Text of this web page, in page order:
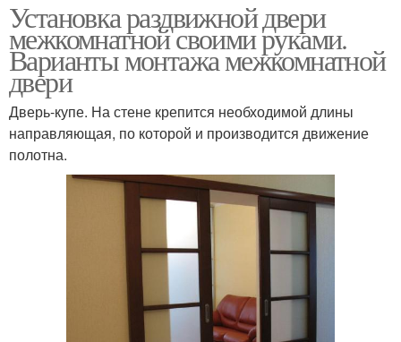
Установка раздвижной двери
межкомнатной своими руками.
Варианты монтажа межкомнатной
двери
Дверь-купе. На стене крепится необходимой длины
направляющая, по которой и производится движение
полотна.